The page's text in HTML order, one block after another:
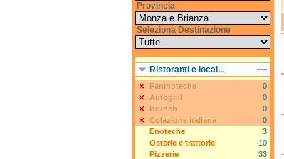
Provincia
Seleziona Destinazione
Ristoranti e local...
Paninoteche
0
Autogrill
0
Brunch
0
Colazione italiana
0
Enoteche
3
Osterie e trattorie
10
Pizzerie
33